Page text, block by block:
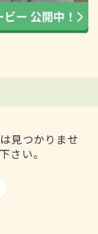
見つかりませ
さい。